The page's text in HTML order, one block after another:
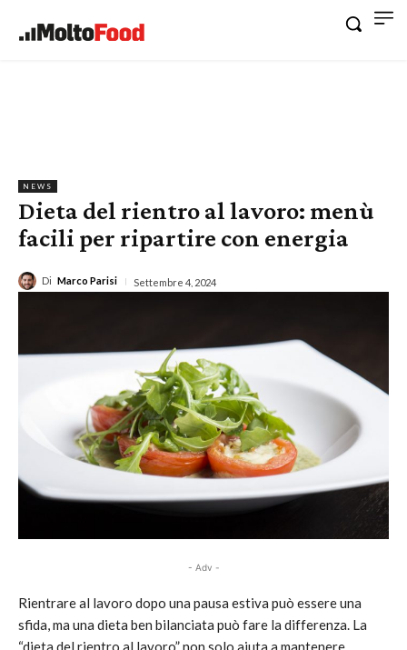
NEWS
Dieta del rientro al lavoro: menù
facili per ripartire con energia
Di Marco Parisi Settembre 4, 2024
- Adv -
Rientrare al lavoro dopo una pausa estiva può essere una
sfida, ma una dieta ben bilanciata può fare la differenza. La
“dieta del rientro al lavoro” non solo aiuta a mantenere